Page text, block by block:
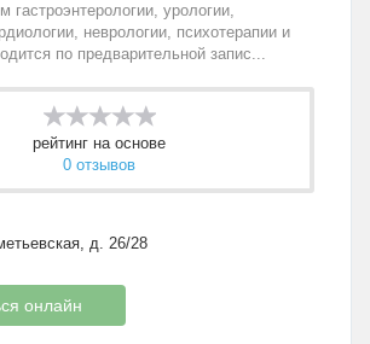
гастроэнтерологии, урологии,
неврологии, психотерапии и
по предварительной запис...
рейтинг на основе
0 отзывов
д. 26/28
онлайн